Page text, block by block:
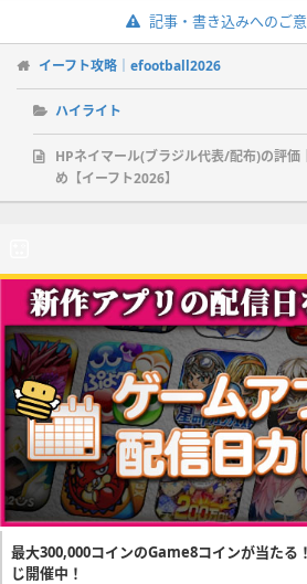
記事・書き込みへのご
イーフト攻略｜efootball2026
ハイライト
HPネイマール(ブラジル代表/配布)の評価
め【イーフト2026】
最大300,000コインのGame8コインが当たる
じ開催中！